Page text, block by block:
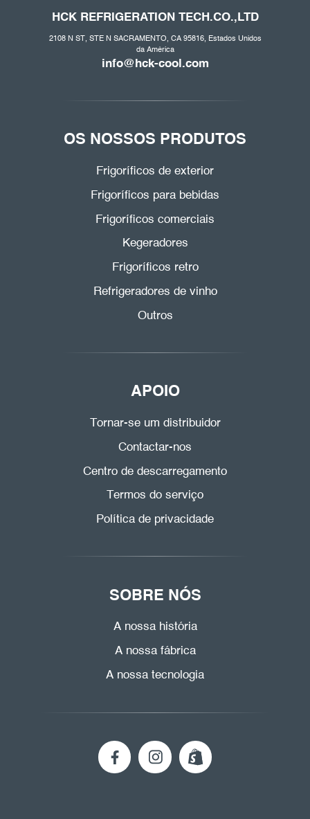
HCK REFRIGERATION TECH.CO.,LTD
2108 N ST, STE N SACRAMENTO, CA 95816, Estados Unidos
da América
info@hck-cool.com
OS NOSSOS PRODUTOS
Frigoríficos de exterior
Frigoríficos para bebidas
Frigoríficos comerciais
Kegeradores
Frigoríficos retro
Refrigeradores de vinho
Outros
APOIO
Tornar-se um distribuidor
Contactar-nos
Centro de descarregamento
Termos do serviço
Política de privacidade
SOBRE NÓS
A nossa história
A nossa fábrica
A nossa tecnologia